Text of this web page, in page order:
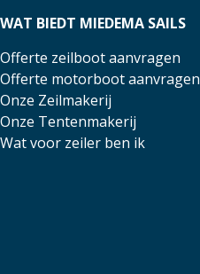
WAT BIEDT MIEDEMA SAILS
Offerte zeilboot aanvragen
Offerte motorboot aanvragen
Onze Zeilmakerij
Onze Tentenmakerij
Wat voor zeiler ben ik